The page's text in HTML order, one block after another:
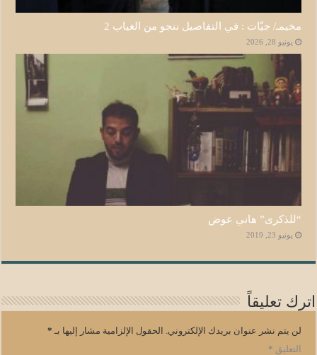
مخيمـ/ جيّات : في التفاصيل ننجو من الغياب 2
يونيو 28, 2026
“للذكرى” هاني عوض
يونيو 23, 2019
اترك تعليقاً
لن يتم نشر عنوان بريدك الإلكتروني. الحقول الإلزامية مشار إليها بـ *
التعليق *